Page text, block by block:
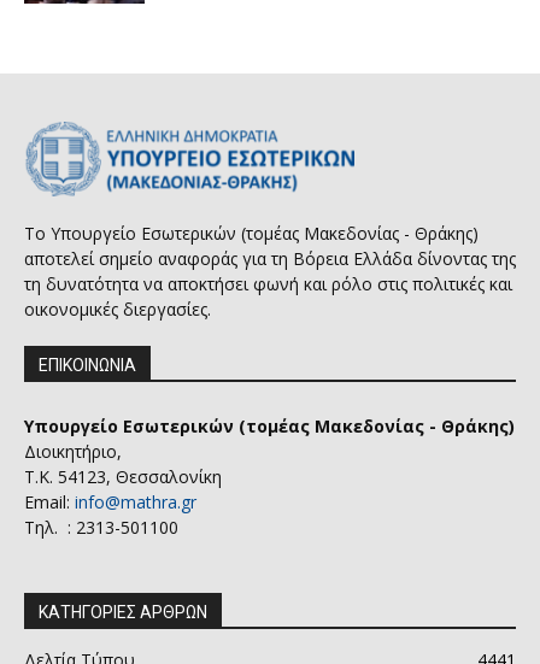
Το Υπουργείο Εσωτερικών (τομέας Μακεδονίας - Θράκης)
αποτελεί σημείο αναφοράς για τη Βόρεια Ελλάδα δίνοντας της
τη δυνατότητα να αποκτήσει φωνή και ρόλο στις πολιτικές και
οικονομικές διεργασίες.
ΕΠΙΚΟΙΝΩΝΙΑ
Υπουργείο Εσωτερικών (τομέας Μακεδονίας - Θράκης)
Διοικητήριο,
Τ.Κ. 54123, Θεσσαλονίκη
Email: info@mathra.gr
Τηλ. : 2313-501100
ΚΑΤΗΓΟΡΙΕΣ ΑΡΘΡΩΝ